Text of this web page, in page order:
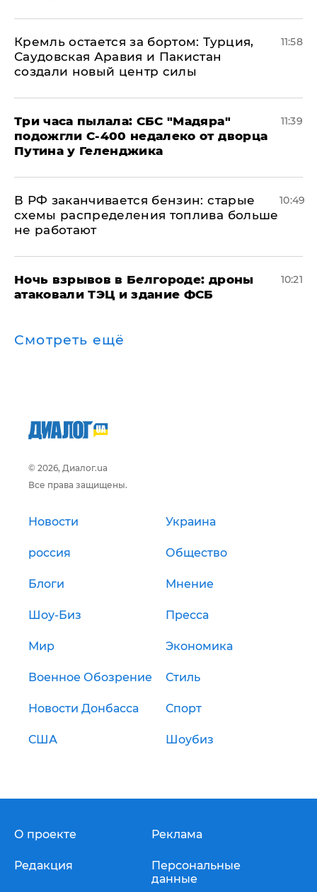
​Кремль остается за бортом: Турция,
Саудовская Аравия и Пакистан
создали новый центр силы
11:58
Три часа пылала: СБС "Мадяра"
подожгли С-400 недалеко от дворца
Путина у Геленджика
11:39
​В РФ заканчивается бензин: старые
схемы распределения топлива больше
не работают
10:49
​Ночь взрывов в Белгороде: дроны
атаковали ТЭЦ и здание ФСБ
10:21
Смотреть ещё
© 2026, Диалог.ua
Все права защищены.
Новости Украина
россия Общество
Блоги Мнение
Шоу-Биз Пресса
Мир Экономика
Военное Обозрение Стиль
Новости Донбасса Спорт
США Шоубиз
О проекте
Редакция
Реклама
Персональные
данные